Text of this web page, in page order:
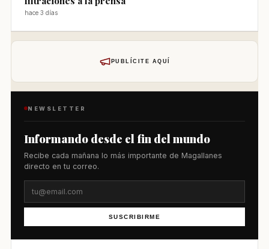
hace 3 días
PUBLÍCITE AQUÍ
NEWSLETTER
Informando desde el fin del mundo
Recibe cada mañana lo más importante de Magallanes
directo en tu correo.
SUSCRIBIRME